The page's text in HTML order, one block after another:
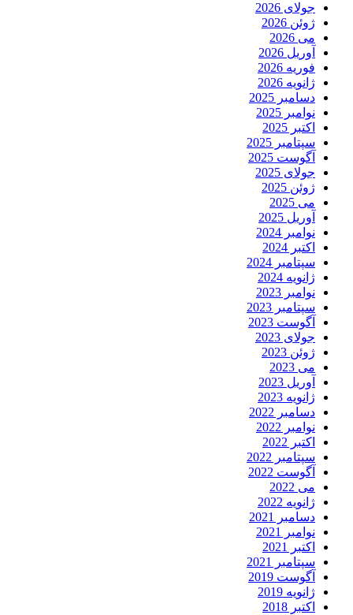
جولای 2026
ژوئن 2026
می 2026
آوریل 2026
فوریه 2026
ژانویه 2026
دسامبر 2025
نوامبر 2025
اکتبر 2025
سپتامبر 2025
آگوست 2025
جولای 2025
ژوئن 2025
می 2025
آوریل 2025
نوامبر 2024
اکتبر 2024
سپتامبر 2024
ژانویه 2024
نوامبر 2023
سپتامبر 2023
آگوست 2023
جولای 2023
ژوئن 2023
می 2023
آوریل 2023
ژانویه 2023
دسامبر 2022
نوامبر 2022
اکتبر 2022
سپتامبر 2022
آگوست 2022
می 2022
ژانویه 2022
دسامبر 2021
نوامبر 2021
اکتبر 2021
سپتامبر 2021
آگوست 2019
ژانویه 2019
اکتبر 2018